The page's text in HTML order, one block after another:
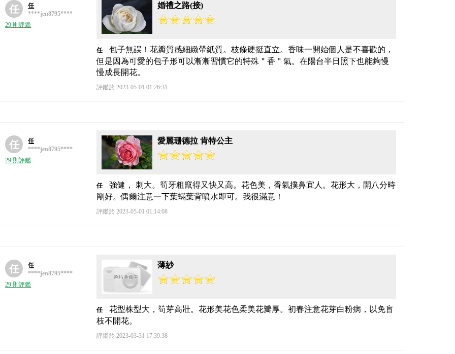
任
任
****jen8795****
29 則評鑑
婚禮之路(接)
任
包子無誤！花瓣質感細緻帶紙質。枝條硬挺直立。香味一開始個人是不喜歡的，
但是因為可愛的包子形可以漸漸習慣它的特殊＂香＂氣。在陽台半日照下也能夠慢
慢成長開花。
評鑑於 2023-05-01 01:26:31
任
任
****jen8795****
29 則評鑑
愛麗珊德拉 肯特公主
任
強健， 刺大。筍牙粗竄得又快又高。花色美，香氣撲鼻宜人。花形大，開八分時
剛好。偶爾注意一下葉蟎葉背噴水即可。我很滿意！
評鑑於 2023-05-01 01:14:08
任
任
****jen8795****
29 則評鑑
薄紗
任
花型株型大，筍芽高壯。花形美花色柔美花瓣厚。初春注意花芽白粉病，以免盲
枝不開花。
評鑑於 2023-03-31 17:39:38